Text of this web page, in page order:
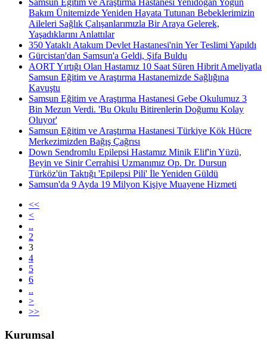
Samsun Eğitim ve Araştırma Hastanesi Yenidoğan Yoğun
Bakım Ünitemizde Yeniden Hayata Tutunan Bebeklerimizin
Aileleri Sağlık Çalışanlarımızla Bir Araya Gelerek,
Yaşadıklarını Anlattılar
350 Yataklı Atakum Devlet Hastanesi'nin Yer Teslimi Yapıldı
Gürcistan'dan Samsun'a Geldi, Şifa Buldu
AORT Yırtığı Olan Hastamız 10 Saat Süren Hibrit Ameliyatla
Samsun Eğitim ve Araştırma Hastanemizde Sağlığına
Kavuştu
Samsun Eğitim ve Araştırma Hastanesi Gebe Okulumuz 3
Bin Mezun Verdi. 'Bu Okulu Bitirenlerin Doğumu Kolay
Oluyor'
Samsun Eğitim ve Araştırma Hastanesi Türkiye Kök Hücre
Merkezimizden Bağış Çağrısı
Down Sendromlu Epilepsi Hastamız Minik Elif'in Yüzü,
Beyin ve Sinir Cerrahisi Uzmanımız Op. Dr. Dursun
Türköz'ün Taktığı 'Epilepsi Pili' İle Yeniden Güldü
Samsun'da 9 Ayda 19 Milyon Kişiye Muayene Hizmeti
<<
<
..
2
3
4
5
6
..
>
>>
Kurumsal